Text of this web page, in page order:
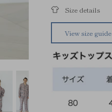
Size details
View size guide